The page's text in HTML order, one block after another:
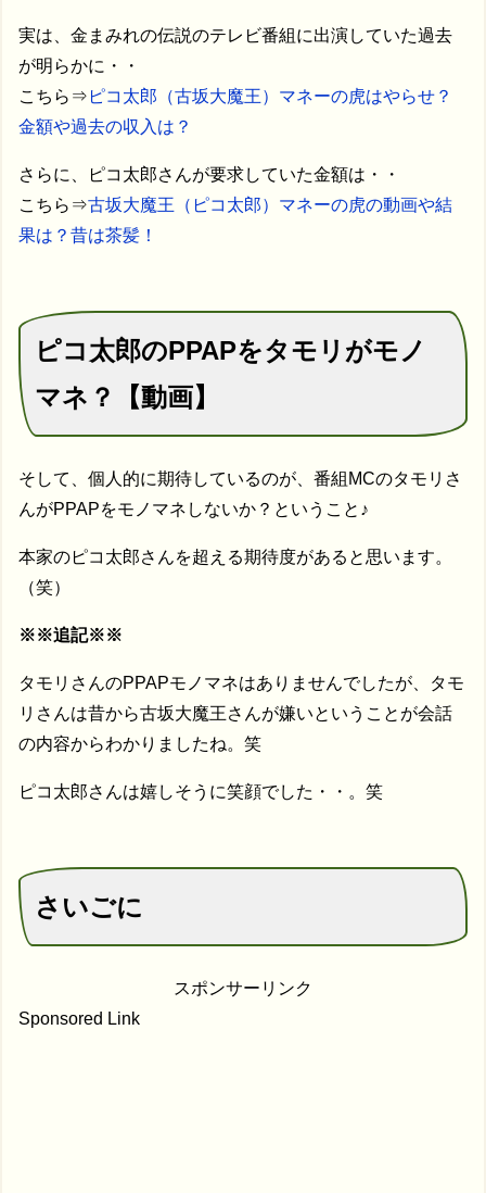
実は、金まみれの伝説のテレビ番組に出演していた過去
が明らかに・・
こちら⇒ ピコ太郎（古坂大魔王）マネーの虎はやらせ？
金額や過去の収入は？
さらに、ピコ太郎さんが要求していた金額は・・
こちら⇒古坂大魔王（ピコ太郎）マネーの虎の動画や結
果は？昔は茶髪！
ピコ太郎のPPAPをタモリがモノ
マネ？【動画】
そして、個人的に期待しているのが、番組MCのタモリさ
んがPPAPをモノマネしないか？ということ♪
本家のピコ太郎さんを超える期待度があると思います。
（笑）
※※追記※※
タモリさんのPPAPモノマネはありませんでしたが、タモ
リさんは昔から古坂大魔王さんが嫌いということが会話
の内容からわかりましたね。笑
ピコ太郎さんは嬉しそうに笑顔でした・・。笑
さいごに
スポンサーリンク
Sponsored Link